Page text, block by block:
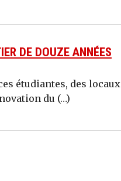
DE DOUZE ANNÉES
étudiantes, des locaux
du (…)